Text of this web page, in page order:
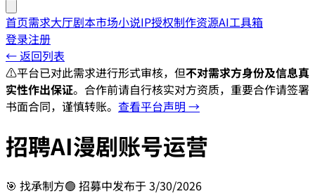
首页需求大厅剧本市场小说IP授权制作资源AI工具箱
登录注册
← 返回列表
⚠️平台已对此需求进行形式审核，但不对需求方身份及信息真
实性作出保证。合作前请自行核实对方资质，重要合作请签署
书面合同，谨慎转账。 查看平台声明 →
招聘AI漫剧账号运营
🎯 找承制方🟢 招募中发布于3/30/2026